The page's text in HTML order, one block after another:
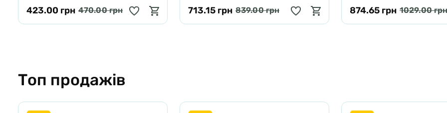
яловичого рубця для собак і
котів 100 г
423.00 грн 470.00 грн
порушень функцій суглобових
хрящів і суглобів 60 табл
713.15 грн 839.00 грн
порушень функцій
хрящів і суглобів 90
874.65 грн 1029.00
Топ продажів